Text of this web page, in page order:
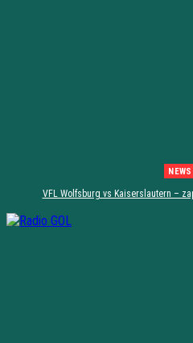
NEWS
VFL Wolfsburg vs Kaiserslautern –